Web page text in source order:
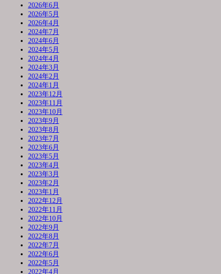
2026年6月
2026年5月
2026年4月
2024年7月
2024年6月
2024年5月
2024年4月
2024年3月
2024年2月
2024年1月
2023年12月
2023年11月
2023年10月
2023年9月
2023年8月
2023年7月
2023年6月
2023年5月
2023年4月
2023年3月
2023年2月
2023年1月
2022年12月
2022年11月
2022年10月
2022年9月
2022年8月
2022年7月
2022年6月
2022年5月
2022年4月